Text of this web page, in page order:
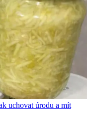
uchovat úrodu a mít